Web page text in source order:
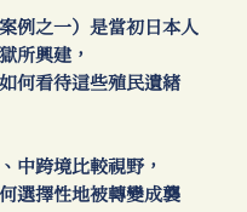
例之一）是當初日本人
所興建，
何看待這些殖民遺緒
中跨境比較視野，
選擇性地被轉變成襲